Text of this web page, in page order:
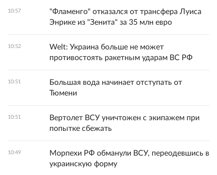
10:57
"Фламенго" отказался от трансфера Луиса
Энрике из "Зенита" за 35 млн евро
10:52
Welt: Украина больше не может
противостоять ракетным ударам ВС РФ
10:51
Большая вода начинает отступать от
Тюмени
10:51
Вертолет ВСУ уничтожен с экипажем при
попытке сбежать
10:49
Морпехи РФ обманули ВСУ, переодевшись в
украинскую форму